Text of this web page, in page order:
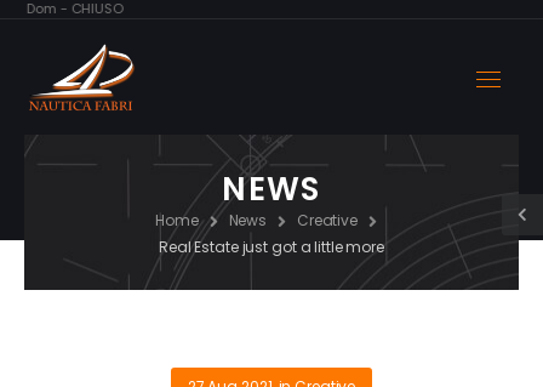
- CHIUSO
NEWS
Home News
Creative
Real Estate just got a little more